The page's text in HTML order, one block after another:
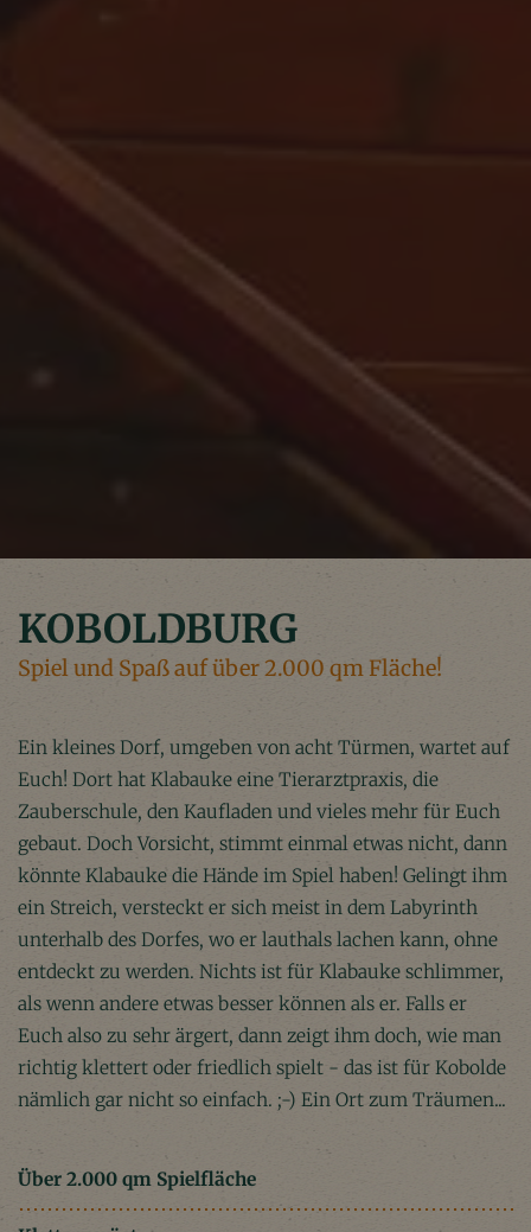
KOBOLDBURG
Spiel und Spaß auf über 2.000 qm Fläche!
Ein kleines Dorf, umgeben von acht Türmen, wartet auf
Euch! Dort hat Klabauke eine Tierarztpraxis, die
Zauberschule, den Kaufladen und vieles mehr für Euch
gebaut. Doch Vorsicht, stimmt einmal etwas nicht, dann
könnte Klabauke die Hände im Spiel haben! Gelingt ihm
ein Streich, versteckt er sich meist in dem Labyrinth
unterhalb des Dorfes, wo er lauthals lachen kann, ohne
entdeckt zu werden. Nichts ist für Klabauke schlimmer,
als wenn andere etwas besser können als er. Falls er
Euch also zu sehr ärgert, dann zeigt ihm doch, wie man
richtig klettert oder friedlich spielt - das ist für Kobolde
nämlich gar nicht so einfach. ;-) Ein Ort zum Träumen...
Über 2.000 qm Spielfläche